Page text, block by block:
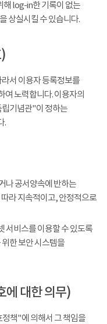
해 log-in한 기록이 없는
상실시킬 수 있습니다.
서 이용자 등록정보를
여 노력합니다. 이용자의
기념관"이 정하는
.
나 공서양속에 반하는
라 지속적이고, 안정적으로
서비스를 이용할 수 있도록
한 보안 시스템을
에 대한 의무)
책"에 의해서 그 책임을